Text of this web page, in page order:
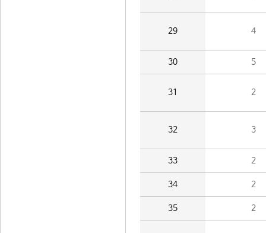
29 4
30 5
31 2
32 3
33 2
34 2
35 2